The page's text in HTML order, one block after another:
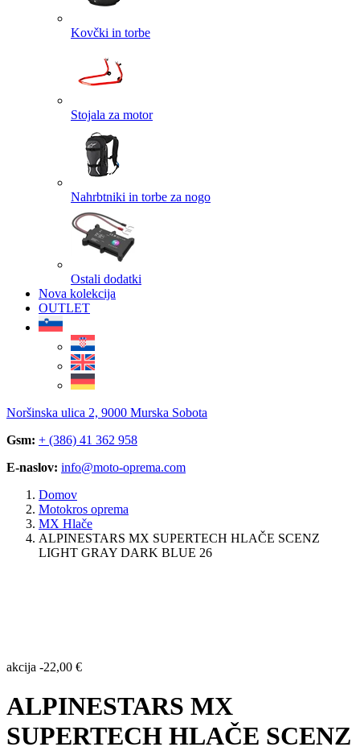
Kovčki in torbe
Stojala za motor
Nahrbtniki in torbe za nogo
Ostali dodatki
Nova kolekcija
OUTLET
Noršinska ulica 2, 9000 Murska Sobota
Gsm: + (386) 41 362 958
E-naslov: info@moto-oprema.com
Domov
Motokros oprema
MX Hlače
ALPINESTARS MX SUPERTECH HLAČE SCENZ
LIGHT GRAY DARK BLUE 26
akcija -22,00 €
ALPINESTARS MX
SUPERTECH HLAČE SCENZ